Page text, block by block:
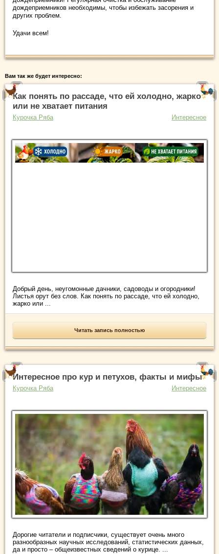
дождеприемников необходимы, чтобы избежать засорения и
других проблем.
Удачи всем!
Вам так же будет интересно:
Как понять по рассаде, что ей холодно, жарко
или не хватает питания
Курочка Ряба Интересное
Добрый день, неугомонные дачники, садоводы и огородники!
Листья орут без слов. Как понять по рассаде, что ей холодно,
жарко или ...
Читать запись полностью
Интересное про кур и петухов, факты и мифы
Курочка Ряба Интересное
Дорогие читатели и подписчики, существует очень много
разнообразных научных исследований, статистических данных,
да и просто – общеизвестных сведений о курице. ...